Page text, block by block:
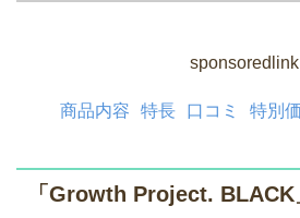
sponsoredlink
商品内容 特長 口コミ 特別
「Growth Project. BLACK